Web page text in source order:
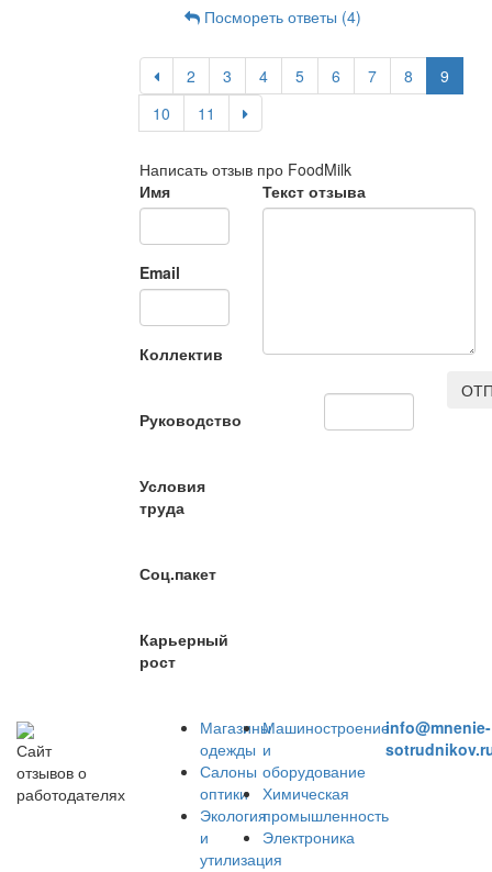
Посмореть ответы (4)
2 3 4 5 6 7 8
9
10
11
Написать отзыв про FoodMilk
Имя
Email
Коллектив
Руководство
Условия
труда
Соц.пакет
Карьерный
рост
Текст отзыва
Сайт
отзывов о
работодателях
Магазины
одежды
Салоны
оптики
Экология
и
утилизация
Машиностроение
и
оборудование
Химическая
промышленность
Электроника
info@mnenie-